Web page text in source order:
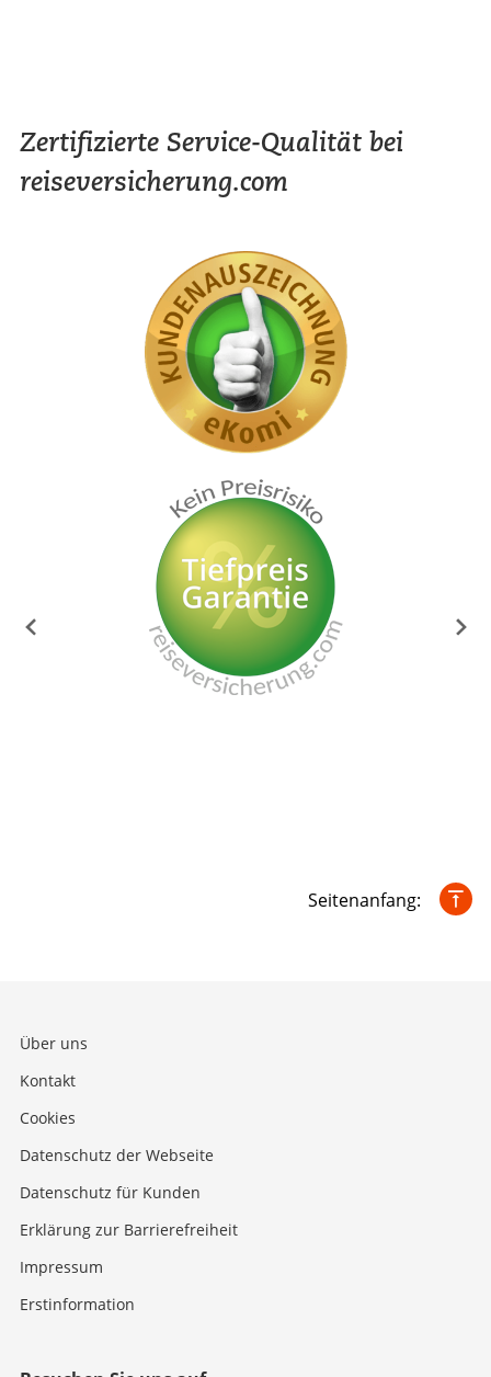
Zertifizierte Service-Qualität bei
reiseversicherung.com
Seitenanfang:
Über uns
Kontakt
Cookies
Datenschutz der Webseite
Datenschutz für Kunden
Erklärung zur Barrierefreiheit
Impressum
Erstinformation